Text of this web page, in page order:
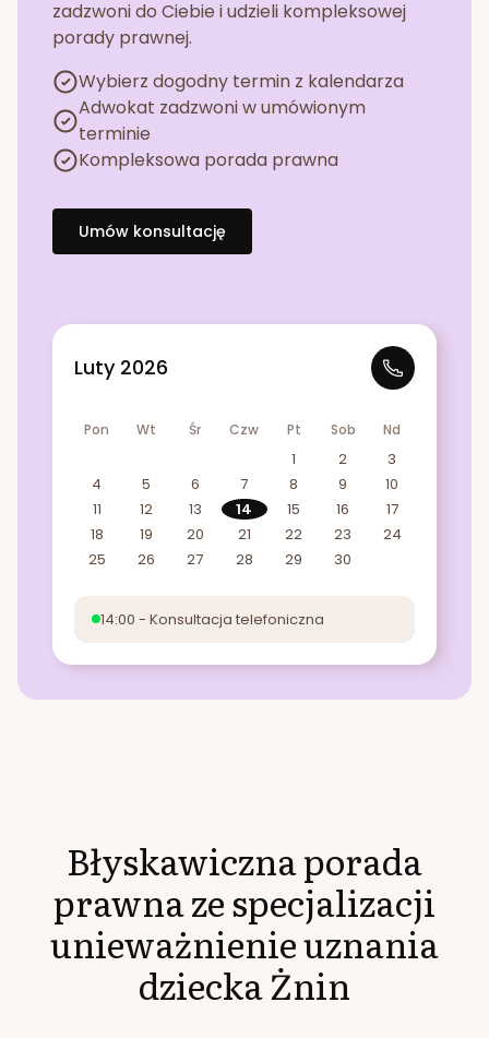
zadzwoni do Ciebie i udzieli kompleksowej
porady prawnej.
Wybierz dogodny termin z kalendarza
Adwokat zadzwoni w umówionym
terminie
Kompleksowa porada prawna
Umów konsultację
Luty 2026
Pon Wt Śr Czw Pt Sob Nd
1 2
3
4
5 6 7 8 9
10
11
12 13 14 15 16
17
18
19 20 21 22 23
24
25
26 27 28 29 30
14:00 - Konsultacja telefoniczna
Błyskawiczna porada
prawna ze specjalizacji
unieważnienie uznania
dzieckaŻnin